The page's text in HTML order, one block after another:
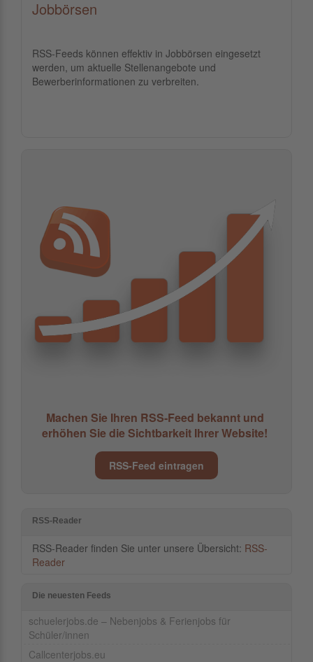
Jobbörsen
RSS-Feeds können effektiv in Jobbörsen eingesetzt
werden, um aktuelle Stellenangebote und
Bewerberinformationen zu verbreiten.
Machen Sie Ihren RSS-Feed bekannt und
erhöhen Sie die Sichtbarkeit Ihrer Website!
RSS-Feed eintragen
RSS-Reader
RSS-Reader finden Sie unter unsere Übersicht: RSS-
Reader
Die neuesten Feeds
schuelerjobs.de – Nebenjobs & Ferienjobs für
Schüler/innen
Callcenterjobs.eu